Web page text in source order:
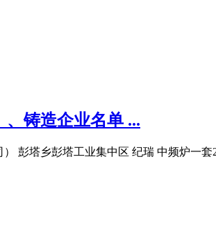
、铸造企业名单 ...
彭塔乡彭塔工业集中区 纪瑞 中频炉一